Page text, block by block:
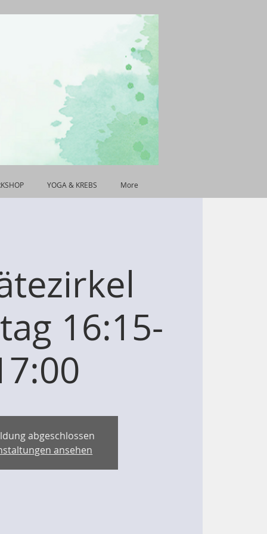
YOGA & KREBS More
16:15-
abgeschlossen
ansehen